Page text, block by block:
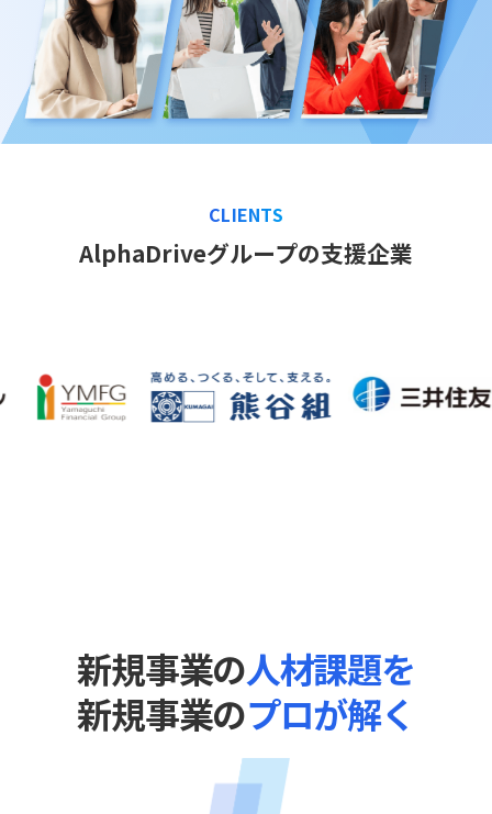
CLIENTS
AlphaDriveグループの支援企業
新規事業の人材課題を
新規事業のプロが解く